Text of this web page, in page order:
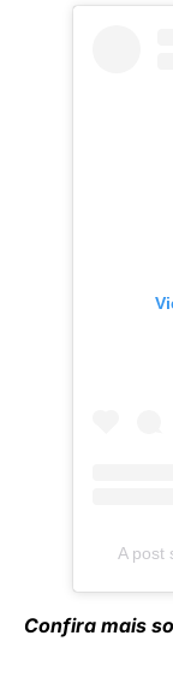
A post
Confira mais